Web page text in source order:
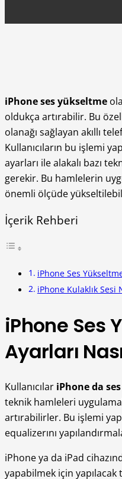
iPhone ses yükseltme
oldukça artırabilir. Bu
olanağı sağlayan akıllı
Kullanıcıların bu işlemi
ayarları ile alakalı bazı
gerekir. Bu hamlelerin
önemli ölçüde
İçerik Rehberi
iPhone Ses
iPhone Kulaklık Sesi
iPhone Ses
Ayarları
Kullanıcılar iPhone da
teknik hamleleri
artırabilirler. Bu işlemi
equalizerını
iPhone ya da iPad
yapabilmek için